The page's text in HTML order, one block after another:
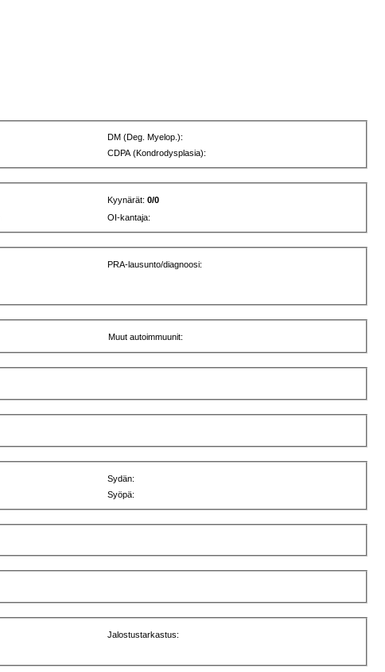
DM (Deg. Myelop.):
CDPA (Kondrodysplasia):
Kyynärät:0/0
OI-kantaja:
PRA-lausunto/diagnoosi:
Muut autoimmuunit:
Sydän:
Syöpä:
Jalostustarkastus: